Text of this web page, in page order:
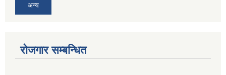
अन्य
रोजगार सम्बन्धित